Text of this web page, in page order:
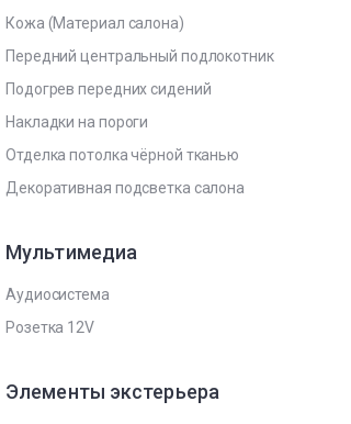
Кожа (Материал салона)
Передний центральный подлокотник
Подогрев передних сидений
Накладки на пороги
Отделка потолка чёрной тканью
Декоративная подсветка салона
Мультимедиа
Аудиосистема
Розетка 12V
Элементы экстерьера